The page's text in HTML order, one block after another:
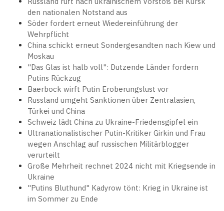
den nationalen Notstand aus
Söder fordert erneut Wiedereinführung der
Wehrpflicht
China schickt erneut Sondergesandten nach Kiew und
Moskau
"Das Glas ist halb voll": Dutzende Länder fordern
Putins Rückzug
Baerbock wirft Putin Eroberungslust vor
Russland umgeht Sanktionen über Zentralasien,
Türkei und China
Schweiz lädt China zu Ukraine-Friedensgipfel ein
Ultranationalistischer Putin-Kritiker Girkin und Frau
wegen Anschlag auf russischen Militärblogger
verurteilt
Große Mehrheit rechnet 2024 nicht mit Kriegsende in
Ukraine
"Putins Bluthund" Kadyrow tönt: Krieg in Ukraine ist
im Sommer zu Ende